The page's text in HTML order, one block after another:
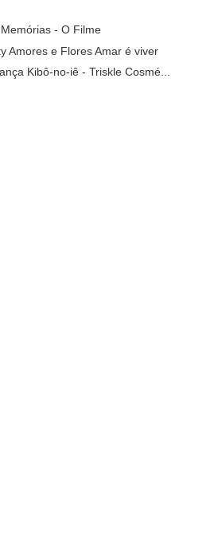
- O Filme
Amores e Flores Amar é viver
Kibô-no-iê - Triskle Cosmé...